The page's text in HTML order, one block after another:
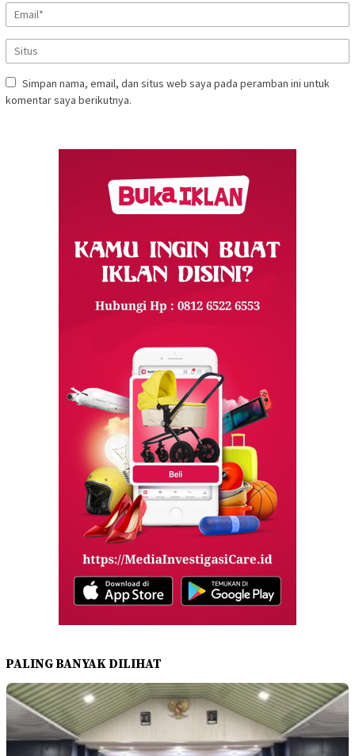
Simpan nama, email, dan situs web saya pada peramban ini untuk
komentar saya berikutnya.
PALING BANYAK DILIHAT